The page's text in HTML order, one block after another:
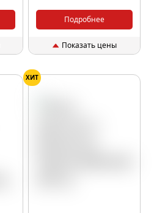
Подробнее
Показать цены
ХИТ